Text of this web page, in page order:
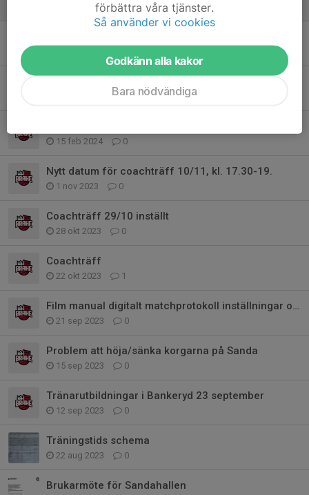
15 jan 2025 1
0
15 feb 2024 0
Nytt datum för coachträff 10/11, kl. 17.30-19.
1 nov 2023 0
Coachträff 29/10 inställt
28 okt 2023 0
Coachträff
22 okt 2023 1
Film manual digitalt matchprotokoll inställningar och händelser
21 sep 2023 0
Problem att höja/sänka korgarna på Sanda
15 sep 2023 0
Tränarutbildningar i Bankeryd 23 september
12 sep 2023 0
Träningstids schema
22 aug 2023 0
Brukarmöte för Sandahallen
förbättra våra tjänster.
Så använder vi cookies
Godkänn alla kakor
Bara nödvändiga